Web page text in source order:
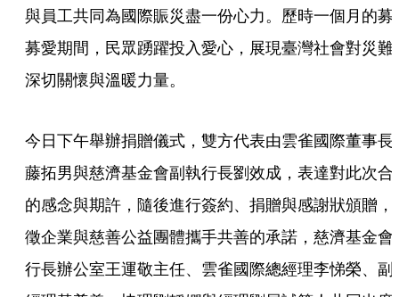
與員工共同為國際賑災盡一份心力。歷時一個月的募
募愛期間，民眾踴躍投入愛心，展現臺灣社會對災難
深切關懷與溫暖力量。
今日下午舉辦捐贈儀式，雙方代表由雲雀國際董事長
藤拓男與慈濟基金會副執行長劉效成，表達對此次合
的感念與期許，隨後進行簽約、捐贈與感謝狀頒贈，
徵企業與慈善公益團體攜手共善的承諾，慈濟基金會
行長辦公室王運敬主任、雲雀國際總經理李悌榮、副